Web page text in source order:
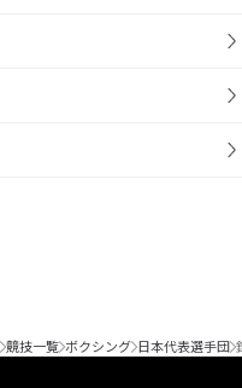
競技一覧 ボクシング 日本代表選手団